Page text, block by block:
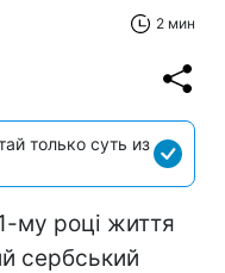
2 мин
только суть из
му році життя
сербський